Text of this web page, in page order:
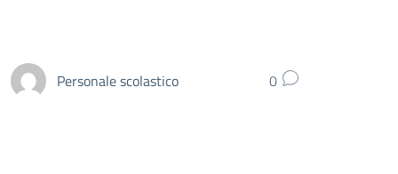
Personale scolastico 0